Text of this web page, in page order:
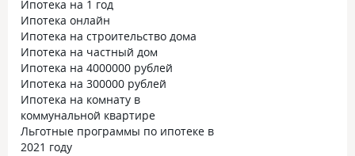
Ипотека на 1 год
Ипотека онлайн
Ипотека на строительство дома
Ипотека на частный дом
Ипотека на 4000000 рублей
Ипотека на 300000 рублей
Ипотека на комнату в
коммунальной квартире
Льготные программы по ипотеке в
2021 году